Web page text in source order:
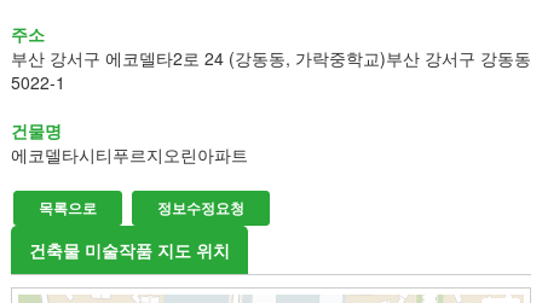
주소
부산 강서구 에코델타2로 24 (강동동, 가락중학교)부산 강서구 강동동
5022-1
건물명
에코델타시티푸르지오린아파트
목록으로 정보수정요청
건축물 미술작품 지도 위치